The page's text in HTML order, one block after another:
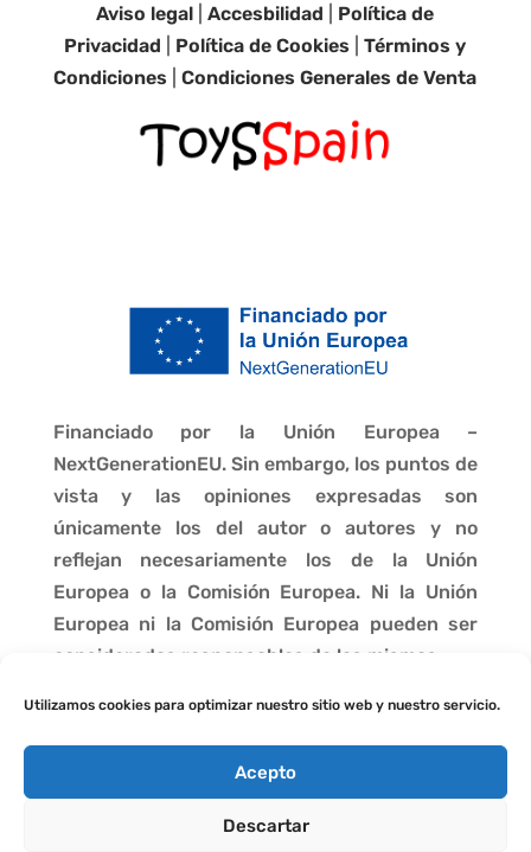
Utilizamos cookies para optimizar nuestro sitio web y nuestro servicio.
Acepto
Descartar
Aviso legal |Accesbilidad
Política de
Privacidad
Política de Cookies |Términos y
Condiciones |Condiciones Generales de Venta
Financiado por la Unión Europea –
NextGenerationEU. Sin embargo, los puntos de
vista y las opiniones expresadas son
únicamente los del autor o autores y no
reflejan necesariamente los de la Unión
Europea o la Comisión Europea. Ni la Unión
Europea ni la Comisión Europea pueden ser
consideradas responsables de las mismas.